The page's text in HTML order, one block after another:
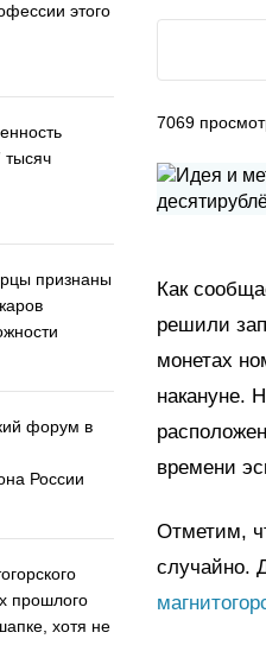
этого
тысяч
признаны
форум в
России
прошлого
хотя не
7069
Как
решили
монетах
накануне.
времени
Отметим,
случайно.